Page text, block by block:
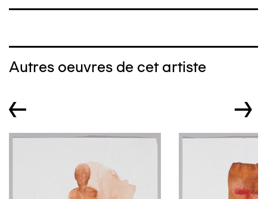
Autres oeuvres de cet artiste
← →